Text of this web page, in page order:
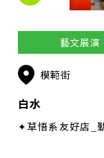
藝文展演
模範街
白水
✦草悟系友好店_